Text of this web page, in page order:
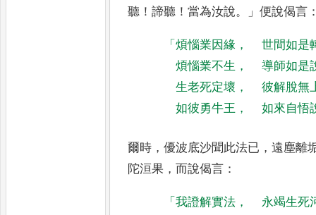
聽 ！諦聽 ！當為汝說。」便說偈言
「煩惱業因緣 ，
世間如是
煩惱業不生 ，
導師如是
生老死定壞 ，
彼解脫無
如彼勇牛王 ， 如來自悟
爾時 ，優波底沙聞此法已 ，遠塵離
陀洹果 ，而說偈言 ：
「我證解實法 ，
永竭生死